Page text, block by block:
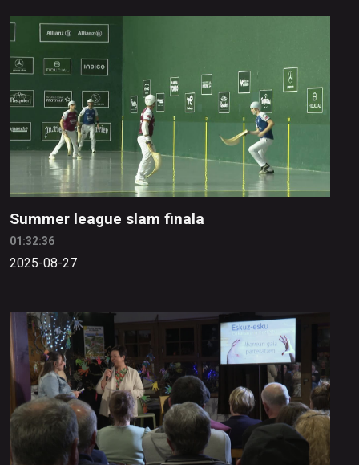
Summer league slam finala
01:32:36
2025-08-27